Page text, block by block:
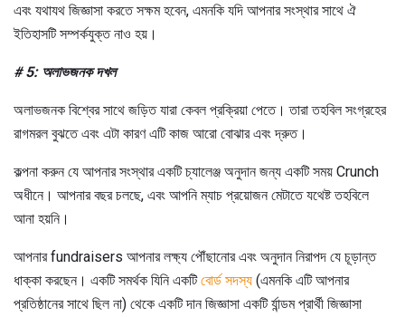
এবং যথাযথ জিজ্ঞাসা করতে সক্ষম হবেন, এমনকি যদি আপনার সংস্থার সাথে ঐ
ইতিহাসটি সম্পর্কযুক্ত নাও হয়।
# 5: অলাভজনক দখল
অলাভজনক বিশ্বের সাথে জড়িত যারা কেবল প্রক্রিয়া পেতে। তারা তহবিল সংগ্রহের
রাগমরল বুঝতে এবং এটা কারণ এটি কাজ আরো বোঝার এবং দ্রুত।
কল্পনা করুন যে আপনার সংস্থার একটি চ্যালেঞ্জ অনুদান জন্য একটি সময় Crunch
অধীনে। আপনার বছর চলছে, এবং আপনি ম্যাচ প্রয়োজন মেটাতে যথেষ্ট তহবিলে
আনা হয়নি।
আপনার fundraisers আপনার লক্ষ্য পৌঁছানোর এবং অনুদান নিরাপদ যে চূড়ান্ত
ধাক্কা করছেন। একটি সমর্থক যিনি একটিবোর্ড সদস্য (এমনকি এটি আপনার
প্রতিষ্ঠানের সাথে ছিল না) থেকে একটি দান জিজ্ঞাসা একটি র্যান্ডম প্রার্থী জিজ্ঞাসা